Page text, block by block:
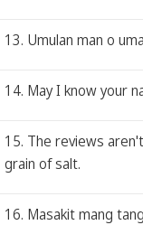
13. Umulan man o
14. May I know your
15. The reviews
grain of salt.
16. Masakit mang